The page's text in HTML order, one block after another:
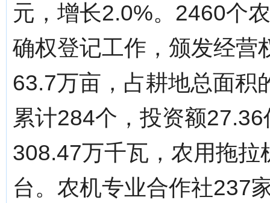
元，增长2.0%。2460个
确权登记工作，颁发经营
63.7万亩，占耕地总面积
累计284个，投资额
308.47万千瓦，农用拖
台。农机专业合作社237